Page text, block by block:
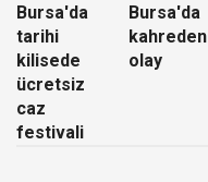
Bursa'da
tarihi
kilisede
ücretsiz
caz
festivali
Bursa'da
kahreden
olay